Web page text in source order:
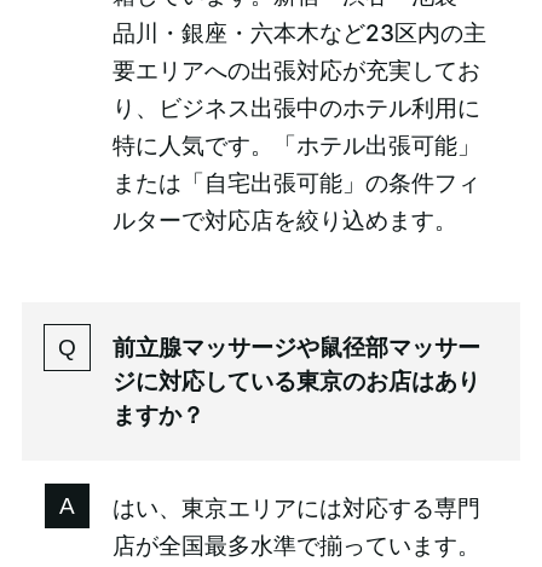
品川・銀座・六本木など23区内の主
要エリアへの出張対応が充実してお
り、ビジネス出張中のホテル利用に
特に人気です。「ホテル出張可能」
または「自宅出張可能」の条件フィ
ルターで対応店を絞り込めます。
前立腺マッサージや鼠径部マッサー
ジに対応している東京のお店はあり
ますか？
はい、東京エリアには対応する専門
店が全国最多水準で揃っています。